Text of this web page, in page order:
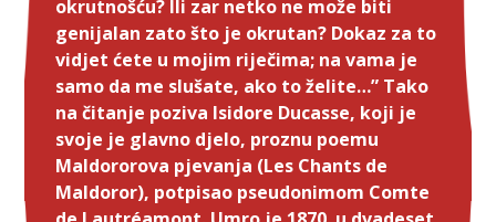
okrutnošću? Ili zar netko ne može biti
genijalan zato što je okrutan? Dokaz za to
vidjet ćete u mojim riječima; na vama je
samo da me slušate, ako to želite…” Tako
na čitanje poziva Isidore Ducasse, koji je
svoje je glavno djelo, proznu poemu
Maldororova pjevanja (Les Chants de
Maldoror), potpisao pseudonimom Comte